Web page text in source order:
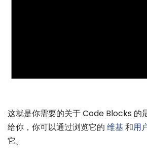
这就是你需要的关于 Code Blocks 的
给你，你可以通过浏览它的 维基 和用
它。